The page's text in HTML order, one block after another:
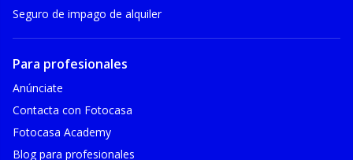
Seguro de impago de alquiler
Para profesionales
Anúnciate
Contacta con Fotocasa
Fotocasa Academy
Blog para profesionales